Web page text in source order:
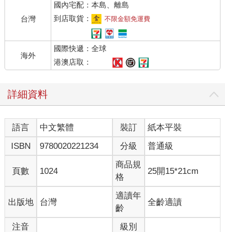
台灣
國內宅配：本島、離島
到店取貨：
不限金額免運費
海外
國際快遞：全球
港澳店取：
詳細資料
語言 中文繁體 裝訂
紙本平裝
ISBN
9780020221234 分級 普通級
頁數 1024
商品規
格
25開15*21cm
出版地 台灣
適讀年
齡
全齡適讀
注音 級別